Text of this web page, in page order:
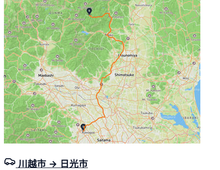
川越市 → 日光市